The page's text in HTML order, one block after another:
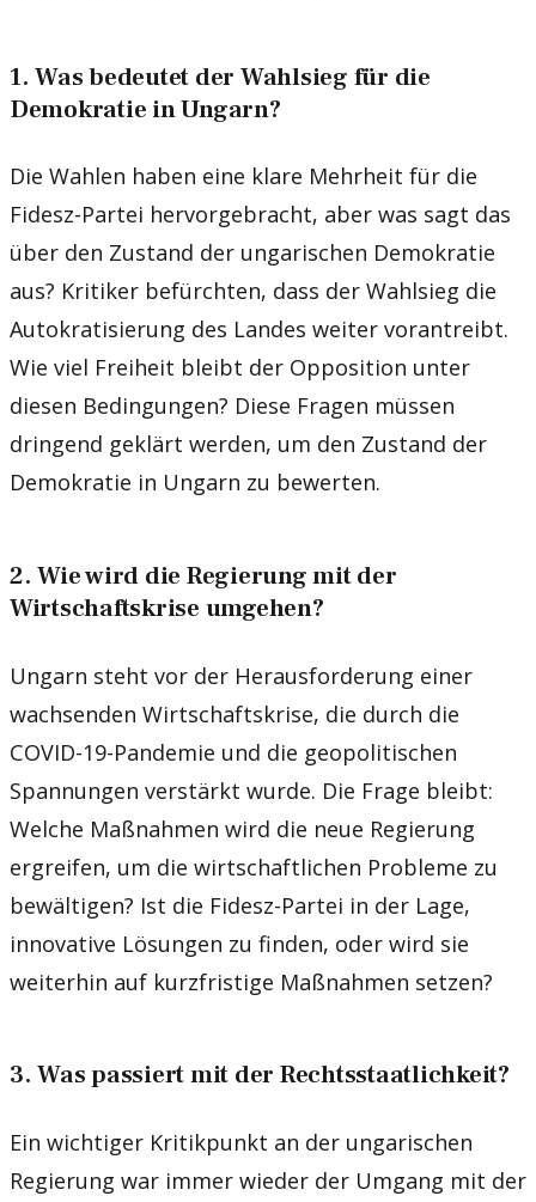
1. Was bedeutet der Wahlsieg für die
Demokratie in Ungarn?
Die Wahlen haben eine klare Mehrheit für die
Fidesz-Partei hervorgebracht, aber was sagt das
über den Zustand der ungarischen Demokratie
aus? Kritiker befürchten, dass der Wahlsieg die
Autokratisierung des Landes weiter vorantreibt.
Wie viel Freiheit bleibt der Opposition unter
diesen Bedingungen? Diese Fragen müssen
dringend geklärt werden, um den Zustand der
Demokratie in Ungarn zu bewerten.
2. Wie wird die Regierung mit der
Wirtschaftskrise umgehen?
Ungarn steht vor der Herausforderung einer
wachsenden Wirtschaftskrise, die durch die
COVID-19-Pandemie und die geopolitischen
Spannungen verstärkt wurde. Die Frage bleibt:
Welche Maßnahmen wird die neue Regierung
ergreifen, um die wirtschaftlichen Probleme zu
bewältigen? Ist die Fidesz-Partei in der Lage,
innovative Lösungen zu finden, oder wird sie
weiterhin auf kurzfristige Maßnahmen setzen?
3. Was passiert mit der Rechtsstaatlichkeit?
Ein wichtiger Kritikpunkt an der ungarischen
Regierung war immer wieder der Umgang mit der